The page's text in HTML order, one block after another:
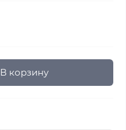
В корзину